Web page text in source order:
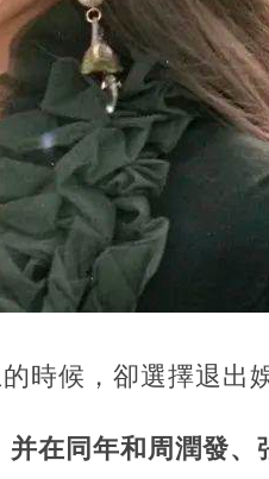
時候，卻選擇退出
在同年和周潤發、